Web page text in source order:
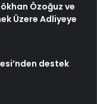
Özoğuz ve
Üzere Adliyeye
destek